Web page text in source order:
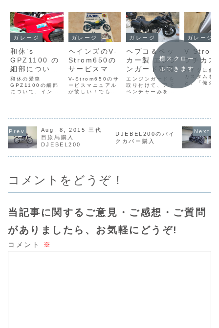
ガレージ
和休’s
GPZ1100 の
細部について
（その2）
和休の愛車
GPZ1100の細部
について、インプ
ガレージ
ヘインズのV-
Strom650の
サービスマニ
ュアルを購入
V-Strom650のサ
ービスマニュアル
が欲しい！でも高
ズのサービスマニ
した。
ガレージ
ヘプコ＆ベッ
カー製 エンジ
ンガード装着
エンジンガードを
取り付けて、アド
ベンチャーみをマ
ガレージ
V-
プチカス
バイクに個
カスタムを
と、「俺の
横スクロー
ルできます
Aug. 8, 2015 三代
目旅馬購入
DJEBEL200
DJEBEL200のバイ
クカバー購入
コメントをどうぞ！
当記事に関するご意見・ご感想・ご質問
がありましたら、お気軽にどうぞ!
コメント ※